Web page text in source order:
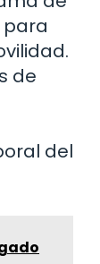
para
de
del